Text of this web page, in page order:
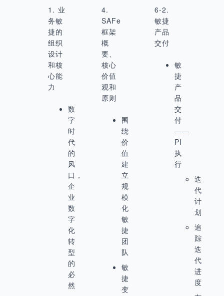
1. 业
务敏
捷的
组织
设计
和核
心能
力
数
字
时
代
的
风
口，
企
业
数
字
化
转
型
的
必
然
4.
SAFe
框架
概
要、
核心
价值
观和
原则
围
绕
价
值
建
立
规
模
化
敏
捷
团
队
敏
捷
变
6-2.
敏捷
产品
交付
敏
捷
产
品
交
付
——
PI
执
行
迭
代
计
划
追
踪
迭
代
进
度